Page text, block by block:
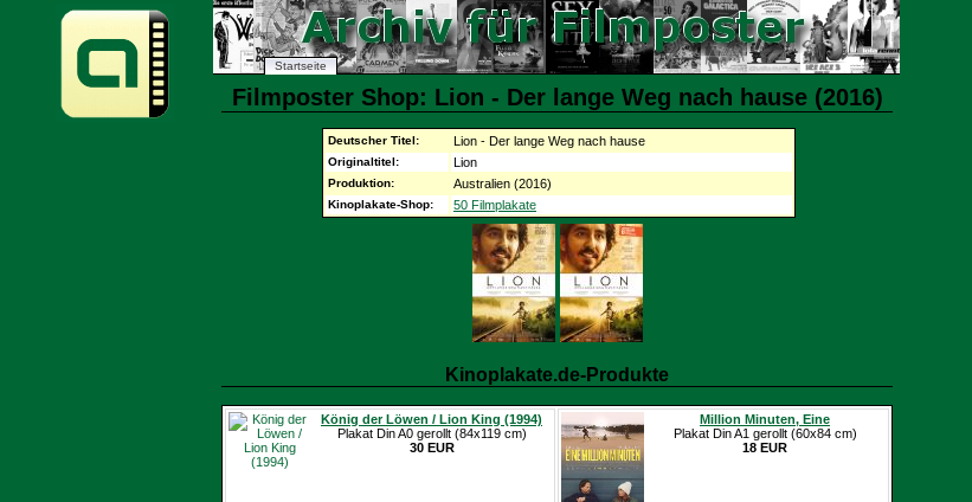
Startseite
Filmposter Shop: Lion - Der lange Weg nach hause (2016)
Deutscher Titel: Lion - Der lange Weg nach hause
Originaltitel: Lion
Produktion: Australien (2016)
Kinoplakate-Shop: 50 Filmplakate
Kinoplakate.de-Produkte
König der Löwen / Lion King (1994)
Plakat Din A0 gerollt (84x119 cm)
30 EUR
Million Minuten, Eine
Plakat Din A1 gerollt (60x84 cm)
18 EUR